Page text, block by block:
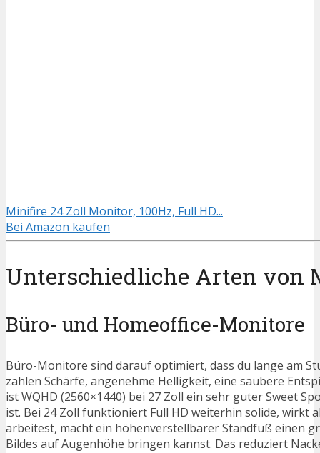
Minifire 24 Zoll Monitor, 100Hz, Full HD...
Bei Amazon kaufen
Unterschiedliche Arten von
Büro- und Homeoffice-Monitore
Büro-Monitore sind darauf optimiert, dass du lange am
zählen Schärfe, angenehme Helligkeit, eine saubere
ist WQHD (2560×1440) bei 27 Zoll ein sehr guter Sweet
ist. Bei 24 Zoll funktioniert Full HD weiterhin solide, wirkt
arbeitest, macht ein höhenverstellbarer Standfuß einen
Bildes auf Augenhöhe bringen kannst. Das reduziert